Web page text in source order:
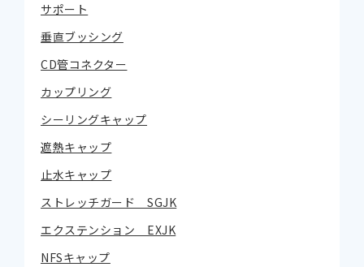
サポート
垂直ブッシング
CD管コネクター
カップリング
シーリングキャップ
遮熱キャップ
止水キャップ
ストレッチガード SGJK
エクステンション EXJK
NFSキャップ